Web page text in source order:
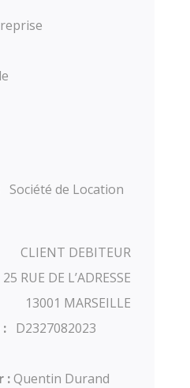
Société de Location
CLIENT DEBITEUR
25 RUE DE L’ADRESSE
13001 MARSEILLE
D2327082023
:Quentin Durand